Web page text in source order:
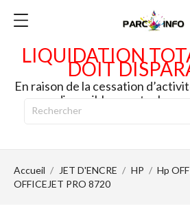
LIQUIDATION
DOIT
En raison de la cessation
disponibles en stock
Accueil JET D'ENCRE HP Hp
OFFICEJET PRO 8720